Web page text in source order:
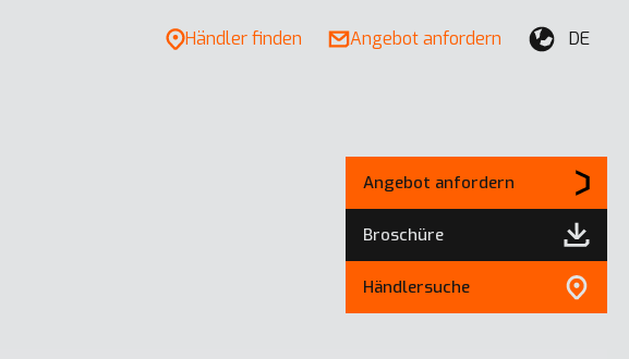
Händler finden Angebot anfordern DE
Angebot anfordern
Broschüre
Händlersuche